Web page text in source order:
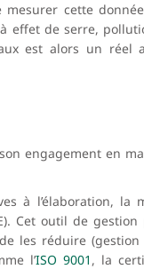
mesurer cette
effet de serre,
est alors un
engagement en
à l’élaboration,
Cet outil de
les réduire
l’ISO 9001 , la